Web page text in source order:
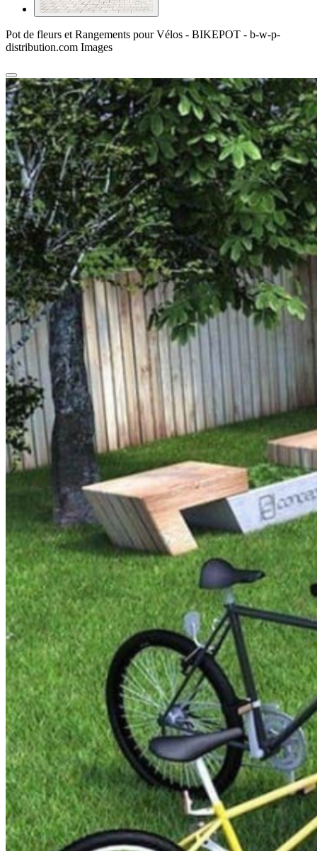
Pot de fleurs et Rangements pour Vélos - BIKEPOT - b-w-p-
distribution.com Images